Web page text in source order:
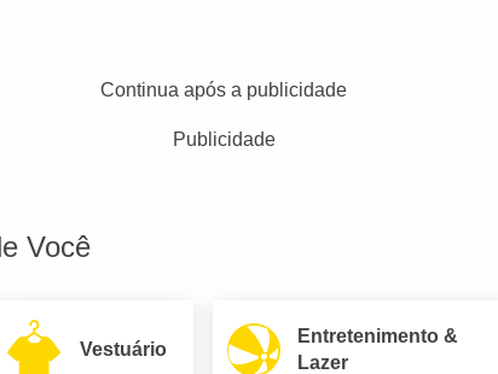
Continua após a publicidade
Publicidade
Você
Vestuário
Entretenimento &
Lazer